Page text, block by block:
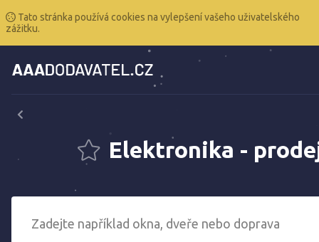
Tato stránka používá cookies na vylepšení vašeho uživatelského
zážitku.
Elektronika -